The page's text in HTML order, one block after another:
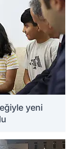
yeni